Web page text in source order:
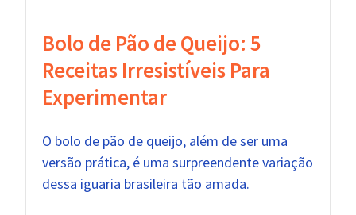
Bolo de Pão de Queijo: 5
Receitas Irresistíveis Para
Experimentar
O bolo de pão de queijo, além de ser uma
versão prática, é uma surpreendente variação
dessa iguaria brasileira tão amada.